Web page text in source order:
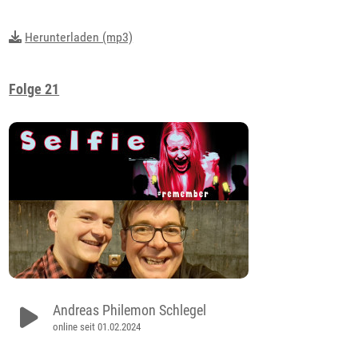
Herunterladen (mp3)
Folge 21
Andreas Philemon Schlegel
online seit 01.02.2024